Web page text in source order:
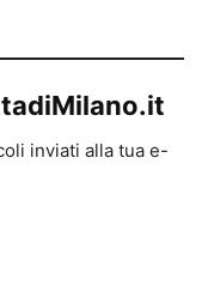
inviati alla tua e-